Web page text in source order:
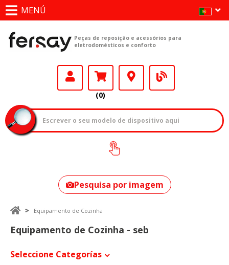
MENÚ
Peças de reposição e acessórios para
eletrodomésticos e conforto
(0)
Como encontrar
o seu modelo?
Pesquisa por imagem
Equipamento de Cozinha
Equipamento de Cozinha - seb
Seleccione Categorías